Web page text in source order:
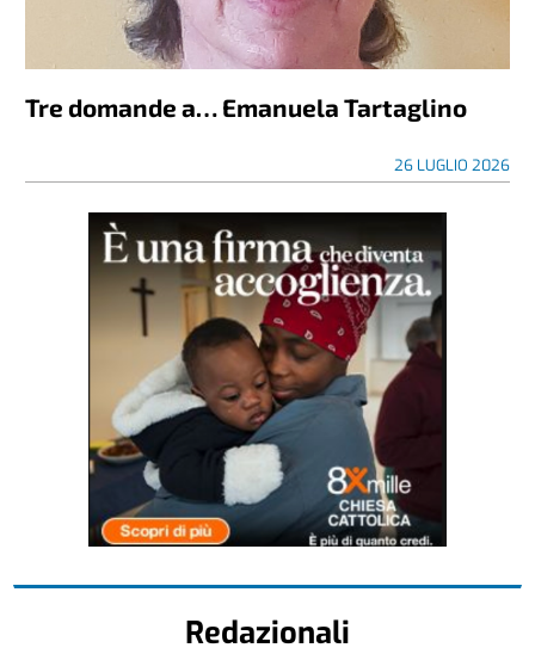
Tre domande a… Emanuela Tartaglino
26 LUGLIO 2026
Redazionali